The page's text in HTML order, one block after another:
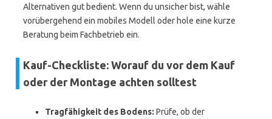
Alternativen gut bedient. Wenn du unsicher bist, wähle
vorübergehend ein mobiles Modell oder hole eine kurze
Beratung beim Fachbetrieb ein.
Kauf-Checkliste: Worauf du vor dem Kauf
oder der Montage achten solltest
Tragfähigkeit des Bodens: Prüfe, ob der